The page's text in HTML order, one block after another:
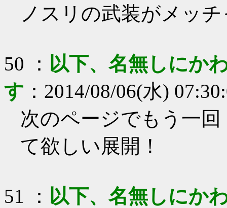
ノスリの武装がメッ
50 ： 以下、名無しにか
す ： 2014/08/06(水)
次のページでもう一
て欲しい展開！
51 ： 以下、名無しにか